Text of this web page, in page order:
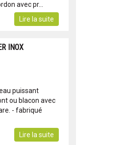
avec pr...
Lire la suite
INOX
puissant
ou blacon avec
- fabriqué
Lire la suite